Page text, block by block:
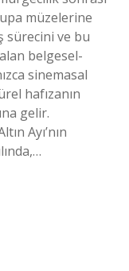
müzelerine
sürecini ve bu
belgesel-
sinemasal
hafızanın
gelir.
Ayı’nın